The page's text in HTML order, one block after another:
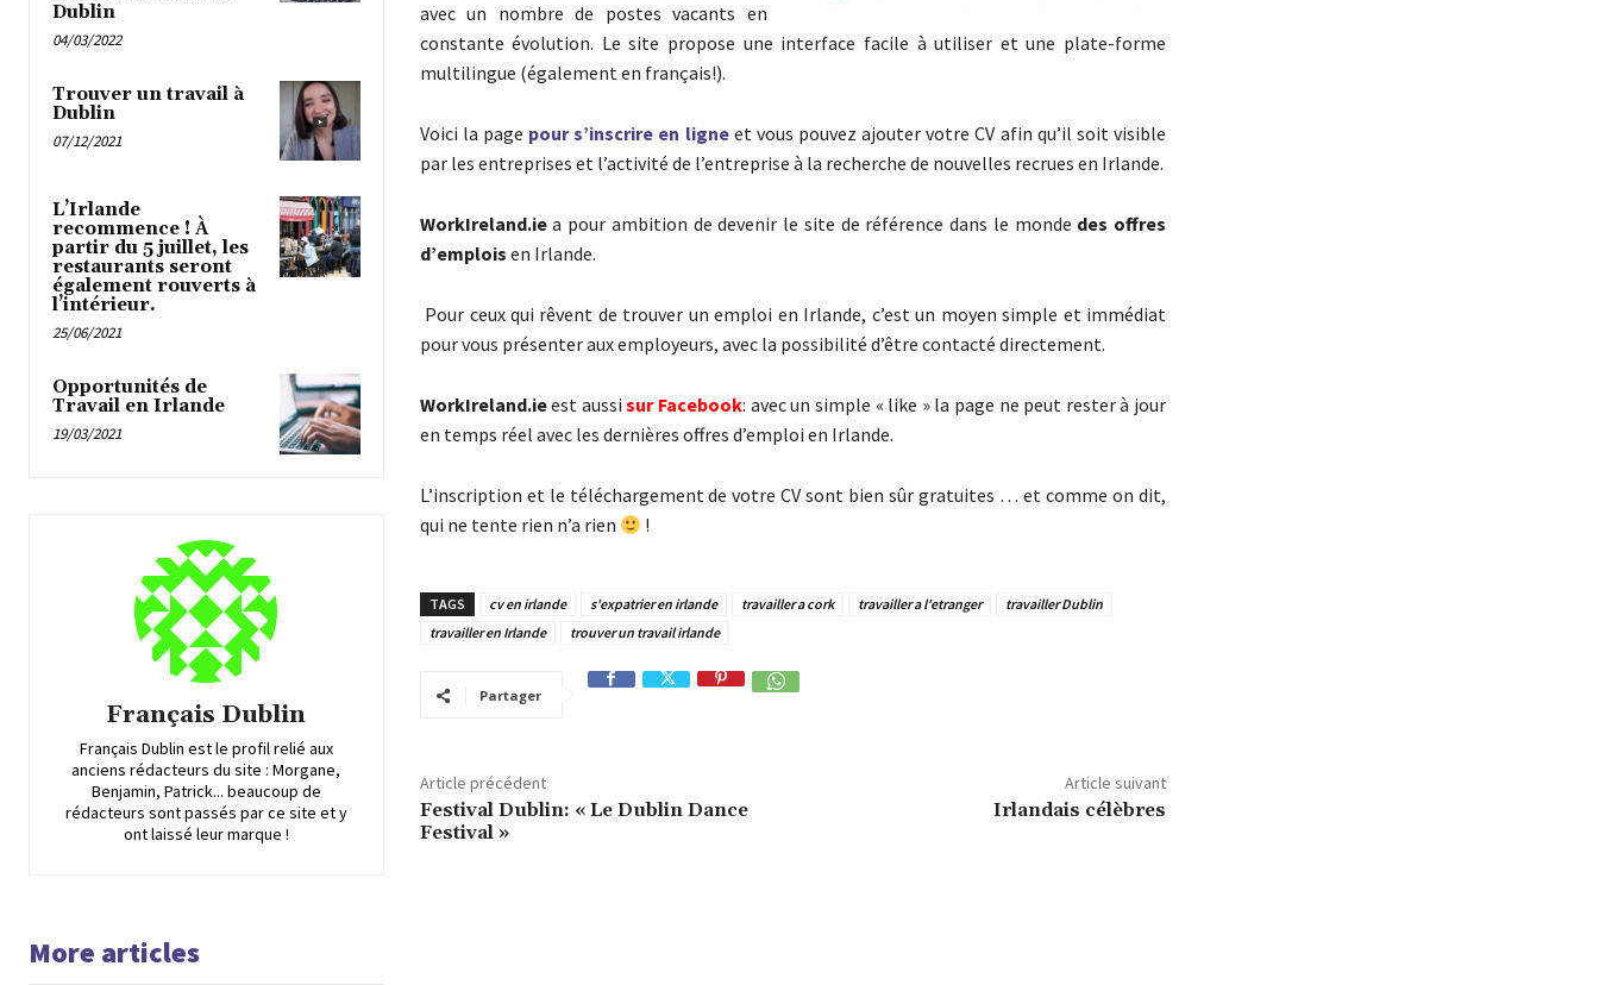
Dublin
04/03/2022
Trouver un travail à
Dublin
07/12/2021
L’Irlande
recommence ! À
partir du 5 juillet, les
restaurants seront
également rouverts à
l’intérieur.
25/06/2021
Opportunités de
Travail en Irlande
19/03/2021
Français Dublin
Français Dublin est le profil relié aux
anciens rédacteurs du site : Morgane,
Benjamin, Patrick... beaucoup de
rédacteurs sont passés par ce site et y
ont laissé leur marque !
avec un nombre de postes vacants en
constante évolution. Le site propose une interface facile à utiliser et une plate-forme
multilingue (également en français!).
Voici la page pour s’inscrire en ligneet vous pouvez ajouter votre CV afin qu’il soit visible
par les entreprises et l’activité de l’entreprise à la recherche de nouvelles recrues en Irlande.
WorkIreland.iea pour ambition de devenir le site de référence dans le monde des offres
d’emplois en Irlande.
Pour ceux qui rêvent de trouver un emploi en Irlande, c’est un moyen simple et immédiat
pour vous présenter aux employeurs, avec la possibilité d’être contacté directement.
WorkIreland.ieest aussi sur Facebook: avec un simple « like » la page ne peut rester à jour
en temps réel avec les dernières offres d’emploi en Irlande.
L’inscription et le téléchargement de votre CV sont bien sûr gratuites … et comme on dit,
qui ne tente rien n’a rien
!
TAGS cv en irlande s'expatrier en irlande travailler a cork travailler a l'etranger
travailler Dublin
travailler en Irlande
trouver un travail irlande
Partager
Article précédent
Festival Dublin: « Le Dublin Dance
Festival »
Article suivant
Irlandais célèbres
More articles